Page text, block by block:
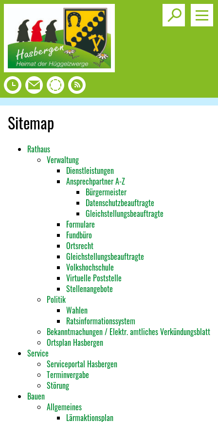
Toggle
Sitemap
Rathaus
Verwaltung
Dienstleistungen
Ansprechpartner A-Z
Bürgermeister
Datenschutzbeauftragte
Gleichstellungsbeauftragte
Formulare
Fundbüro
Ortsrecht
Gleichstellungsbeauftragte
Volkshochschule
Virtuelle Poststelle
Stellenangebote
Politik
Wahlen
Ratsinformationssystem
Bekanntmachungen / Elektr. amtliches Verkündungsblatt
Ortsplan Hasbergen
Service
Serviceportal Hasbergen
Terminvergabe
Störung
Bauen
Allgemeines
Lärmaktionsplan